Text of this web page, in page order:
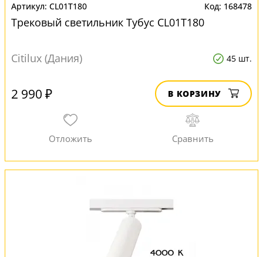
CL01T180 168478
Трековый светильник Тубус CL01T180
Citilux (Дания) 45 шт.
2 990 ₽ В КОРЗИНУ